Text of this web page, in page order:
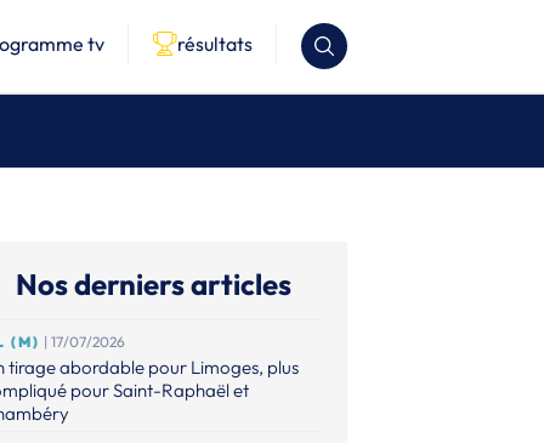
tv résultats
Nos derniers articles
(M) | 17/07/2026
tirage abordable pour Limoges, plus
pour Saint-Raphaël et